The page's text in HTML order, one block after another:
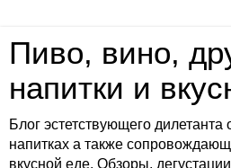
Пиво, вино,
напитки и
Блог эстетствующего дилетанта
напитках а также
вкусной еде. Обзоры,